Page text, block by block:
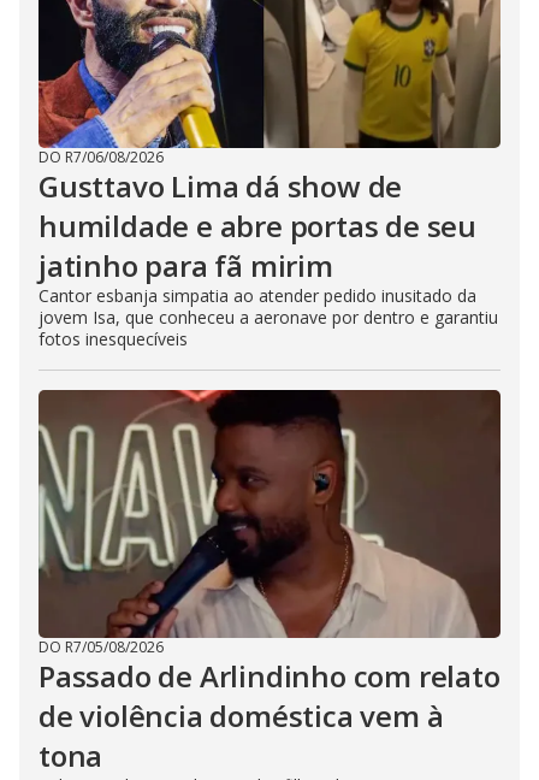
DO R7/06/08/2026
Gusttavo Lima dá show de
humildade e abre portas de seu
jatinho para fã mirim
Cantor esbanja simpatia ao atender pedido inusitado da
jovem Isa, que conheceu a aeronave por dentro e garantiu
fotos inesquecíveis
DO R7/05/08/2026
Passado de Arlindinho com relato
de violência doméstica vem à
tona